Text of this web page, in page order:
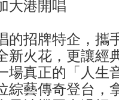
大港開唱
的招牌特企，攜
新火花，更讓經
場真正的「人生
綜藝傳奇登台，